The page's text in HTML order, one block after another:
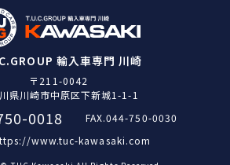
輸入車専門 川崎
〒211-0042
県川崎市中原区下新城1-1-1
0018
FAX.044-750-0030
www.tuc-kawasaki.com